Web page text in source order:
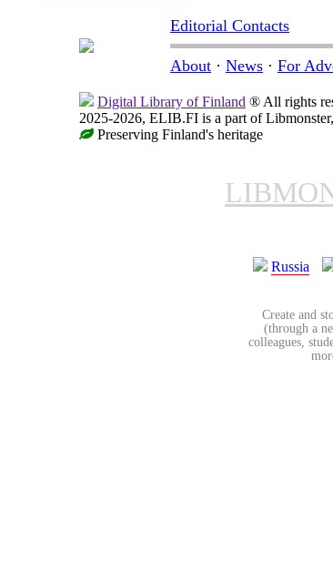
Editorial Contacts
About · News · For
Digital Library of Finland ® All rights
2025-2026, ELIB.FI is a part of
Preserving Finland's heritage
Russia
Create and
(through a
colleagues,